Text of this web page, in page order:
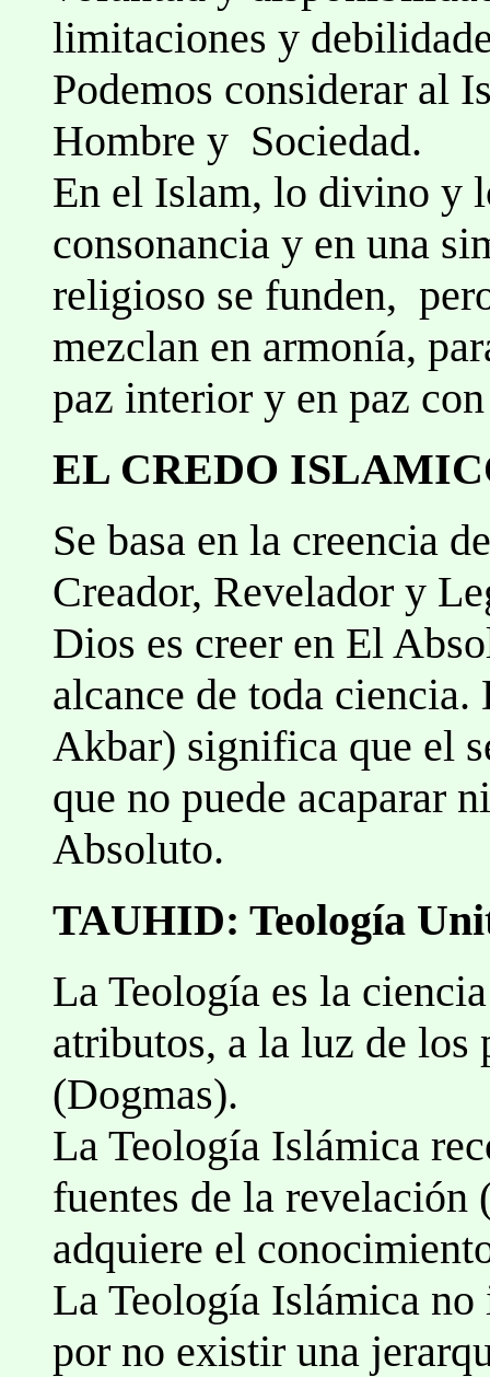
limitaciones y
Podemos considerar al
Hombre y Sociedad.
En el Islam, lo divino y
consonancia y en una
religioso se funden,
mezclan en armonía,
paz interior y en paz
EL CREDO
Se basa en la creencia
Creador, Revelador y
Dios es creer en El
alcance de toda
Akbar) significa que el
que no puede acaparar
Absoluto.
TAUHID: Teología
La Teología es la
atributos, a la luz de los
(Dogmas).
La Teología Islámica
fuentes de la revelación
adquiere el
La Teología Islámica
por no existir una